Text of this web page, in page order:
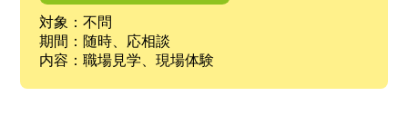
対象：不問
期間：随時、応相談
内容：職場見学、現場体験